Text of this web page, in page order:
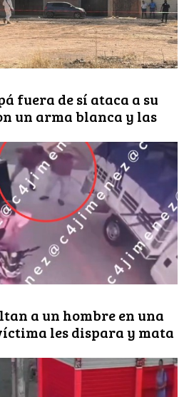
fuera de sí ataca a su
un arma blanca y las
a un hombre en una
les dispara y mata